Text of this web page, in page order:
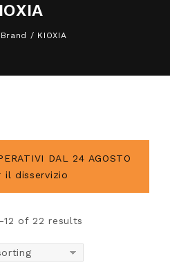
Brand / KIOXIA
DAL 24 AGOSTO
il disservizio
of 22 results